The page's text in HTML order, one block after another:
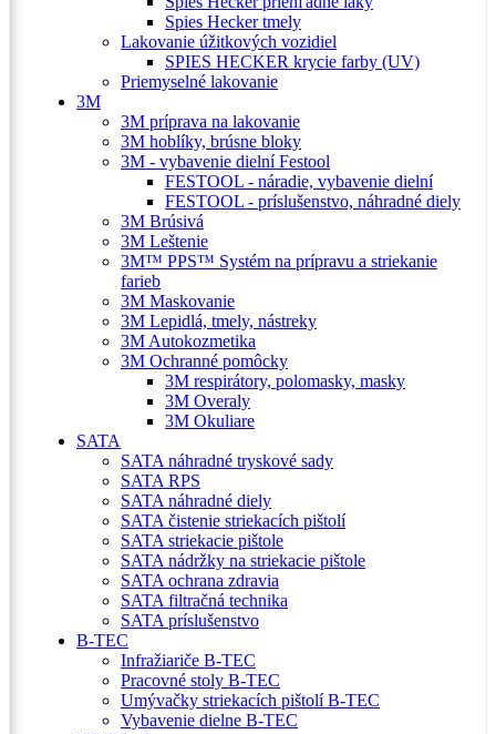
Spies Hecker tmely
Lakovanie úžitkových vozidiel
SPIES HECKER krycie farby (UV)
Priemyselné lakovanie
3M
3M príprava na lakovanie
3M hoblíky, brúsne bloky
3M - vybavenie dielní Festool
FESTOOL - náradie, vybavenie dielní
FESTOOL - príslušenstvo, náhradné diely
3M Brúsivá
3M Leštenie
3M™ PPS™ Systém na prípravu a striekanie
farieb
3M Maskovanie
3M Lepidlá, tmely, nástreky
3M Autokozmetika
3M Ochranné pomôcky
3M respirátory, polomasky, masky
3M Overaly
3M Okuliare
SATA
SATA náhradné tryskové sady
SATA RPS
SATA náhradné diely
SATA čistenie striekacích pištolí
SATA striekacie pištole
SATA nádržky na striekacie pištole
SATA ochrana zdravia
SATA filtračná technika
SATA príslušenstvo
B-TEC
Infražiariče B-TEC
Pracovné stoly B-TEC
Umývačky striekacích pištolí B-TEC
Vybavenie dielne B-TEC